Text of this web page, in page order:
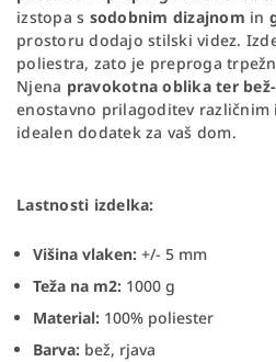
izstopa s sodobnim dizajnom in
prostoru dodajo stilski videz.
poliestra, zato je preproga
Njena pravokotna oblika ter
enostavno prilagoditev
idealen dodatek za vaš dom.
Lastnosti izdelka:
Višina vlaken: +/- 5 mm
Teža na m2: 1000 g
Material: 100% poliester
Barva: bež, rjava